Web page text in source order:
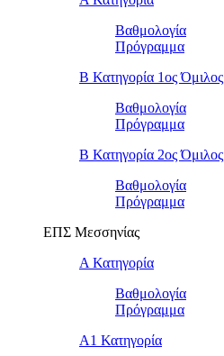
Βαθμολογία
Πρόγραμμα
Β Κατηγορία 1ος Όμιλος
Βαθμολογία
Πρόγραμμα
Β Κατηγορία 2ος Όμιλος
Βαθμολογία
Πρόγραμμα
ΕΠΣ Μεσσηνίας
Α Κατηγορία
Βαθμολογία
Πρόγραμμα
Α1 Κατηγορία